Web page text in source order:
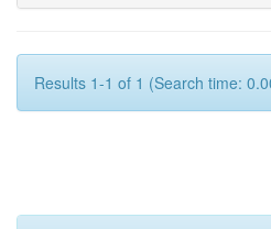
Results 1-1 of 1 (Search time: